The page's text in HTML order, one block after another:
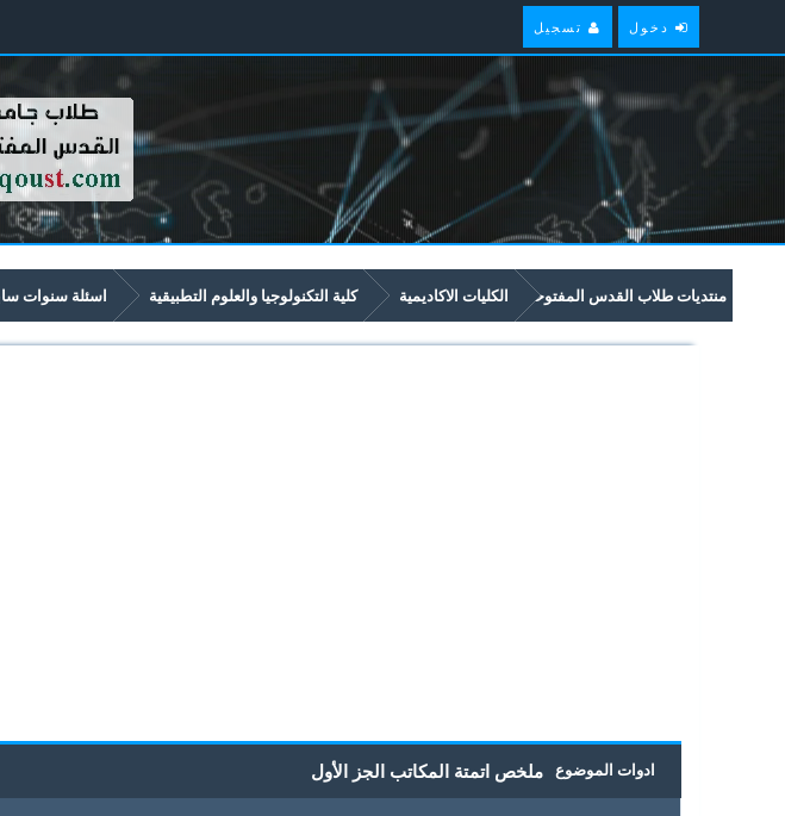
دخول تسجيل
منتديات طلاب القدس المفتوحة الكليات الاكاديمية كلية التكنولوجيا والعلوم التطبيقية اسئلة سنوات
امتحانات سابقة وملخصات لمواد مستوى سنة ثالثة في برنامج العلوم والتكنولوجيا تبدأ برقم 13xx 1387 أتمتة المكاتب
ادوات الموضوع ملخص اتمتة المكاتب الجز الأول